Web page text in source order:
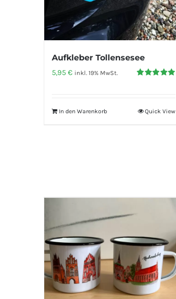
Aufkleber Tollensesee
5,95 € inkl. 19% MwSt.
In den Warenkorb Quick View